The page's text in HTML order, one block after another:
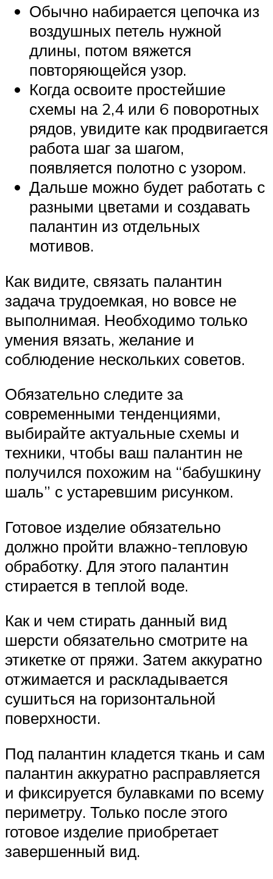
Обычно набирается цепочка из
воздушных петель нужной
длины, потом вяжется
повторяющейся узор.
Когда освоите простейшие
схемы на 2,4 или 6 поворотных
рядов, увидите как продвигается
работа шаг за шагом,
появляется полотно с узором.
Дальше можно будет работать с
разными цветами и создавать
палантин из отдельных
мотивов.
Как видите, связать палантин
задача трудоемкая, но вовсе не
выполнимая. Необходимо только
умения вязать, желание и
соблюдение нескольких советов.
Обязательно следите за
современными тенденциями,
выбирайте актуальные схемы и
техники, чтобы ваш палантин не
получился похожим на “бабушкину
шаль” с устаревшим рисунком.
Готовое изделие обязательно
должно пройти влажно-тепловую
обработку. Для этого палантин
стирается в теплой воде.
Как и чем стирать данный вид
шерсти обязательно смотрите на
этикетке от пряжи. Затем аккуратно
отжимается и раскладывается
сушиться на горизонтальной
поверхности.
Под палантин кладется ткань и сам
палантин аккуратно расправляется
и фиксируется булавками по всему
периметру. Только после этого
готовое изделие приобретает
завершенный вид.